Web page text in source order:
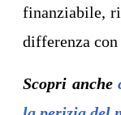
finanziabile,
differenza
Scopri anche